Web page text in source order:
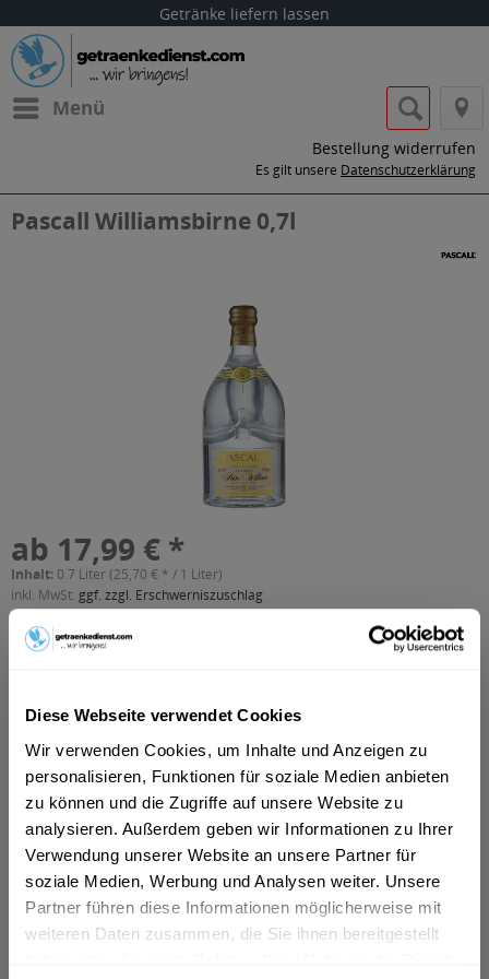
Diese Webseite verwendet Cookies
Wir verwenden Cookies, um Inhalte und Anzeigen zu
personalisieren, Funktionen für soziale Medien anbieten
zu können und die Zugriffe auf unsere Website zu
analysieren. Außerdem geben wir Informationen zu Ihrer
Verwendung unserer Website an unsere Partner für
soziale Medien, Werbung und Analysen weiter. Unsere
Partner führen diese Informationen möglicherweise mit
weiteren Daten zusammen, die Sie ihnen bereitgestellt
Getränke liefern lassen
Menü
Bestellung widerrufen
Es gilt unsere Datenschutzerklärung
Pascall Williamsbirne 0,7l
ab 17,99 € *
Inhalt: 0.7 Liter (25,70 € * / 1 Liter)
inkl. MwSt. ggf. zzgl. Erschwerniszuschlag
Vorrätig
Verfügbar in:
Beschreibung
"Pacall Poire William wird aus ausgewählten goldgelben
Williamsbirnen gebrannt. Durch die...
"Pascall Williamsbirne 0,7l"
"Pacall Poire William wird aus ausgewählten goldgelben
Williamsbirnen gebrannt. Durch die besonders sorgsame